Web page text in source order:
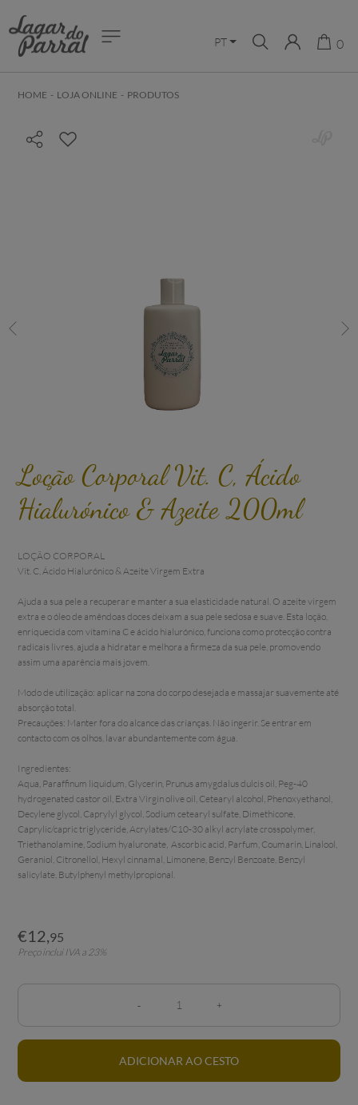
PT 0
HOME - LOJA ONLINE - PRODUTOS
Loção Corporal Vit. C, Ácido
Hialurónico & Azeite 200ml
LOÇÃO CORPORAL
Vit. C, Ácido Hialurónico & Azeite Virgem Extra
Ajuda a sua pele a recuperar e manter a sua elasticidade natural. O azeite virgem
extra e o óleo de amêndoas doces deixam a sua pele sedosa e suave. Esta loção,
enriquecida com vitamina C e ácido hialurónico, funciona como protecção contra
radicais livres, ajuda a hidratar e melhora a firmeza da sua pele, promovendo
assim uma aparência mais jovem.
Modo de utilização: aplicar na zona do corpo desejada e massajar suavemente até
absorção total.
Precauções: Manter fora do alcance das crianças. Não ingerir. Se entrar em
contacto com os olhos, lavar abundantemente com água.
Ingredientes:
Aqua, Paraffinum liquidum, Glycerin, Prunus amygdalus dulcis oil, Peg-40
hydrogenated castor oil, Extra Virgin olive oil, Cetearyl alcohol, Phenoxyethanol,
Decylene glycol, Caprylyl glycol, Sodium cetearyl sulfate, Dimethicone,
Caprylic/capric triglyceride, Acrylates/C10-30 alkyl acrylate crosspolymer,
Triethanolamine, Sodium hyaluronate,  Ascorbic acid, Parfum, Coumarin, Linalool,
Geraniol, Citronellol, Hexyl cinnamal, Limonene, Benzyl Benzoate, Benzyl
salicylate, Butylphenyl methylpropional.
€12,95
Preço inclui IVA a 23%
ADICIONAR AO CESTO